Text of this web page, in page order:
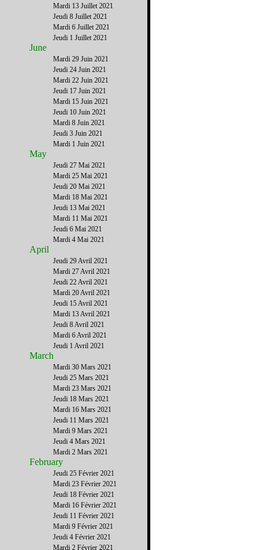
Mardi 13 Juillet 2021
Jeudi 8 Juillet 2021
Mardi 6 Juillet 2021
Jeudi 1 Juillet 2021
June
Mardi 29 Juin 2021
Jeudi 24 Juin 2021
Mardi 22 Juin 2021
Jeudi 17 Juin 2021
Mardi 15 Juin 2021
Jeudi 10 Juin 2021
Mardi 8 Juin 2021
Jeudi 3 Juin 2021
Mardi 1 Juin 2021
May
Jeudi 27 Mai 2021
Mardi 25 Mai 2021
Jeudi 20 Mai 2021
Mardi 18 Mai 2021
Jeudi 13 Mai 2021
Mardi 11 Mai 2021
Jeudi 6 Mai 2021
Mardi 4 Mai 2021
April
Jeudi 29 Avril 2021
Mardi 27 Avril 2021
Jeudi 22 Avril 2021
Mardi 20 Avril 2021
Jeudi 15 Avril 2021
Mardi 13 Avril 2021
Jeudi 8 Avril 2021
Mardi 6 Avril 2021
Jeudi 1 Avril 2021
March
Mardi 30 Mars 2021
Jeudi 25 Mars 2021
Mardi 23 Mars 2021
Jeudi 18 Mars 2021
Mardi 16 Mars 2021
Jeudi 11 Mars 2021
Mardi 9 Mars 2021
Jeudi 4 Mars 2021
Mardi 2 Mars 2021
February
Jeudi 25 Février 2021
Mardi 23 Février 2021
Jeudi 18 Février 2021
Mardi 16 Février 2021
Jeudi 11 Février 2021
Mardi 9 Février 2021
Jeudi 4 Février 2021
Mardi 2 Février 2021